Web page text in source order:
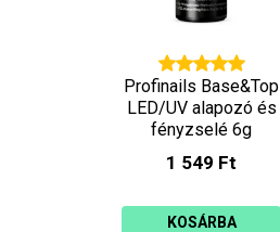
Profinails Base&Top
LED/UV alapozó és
fényzselé 6g
1 549 Ft
KOSÁRBA